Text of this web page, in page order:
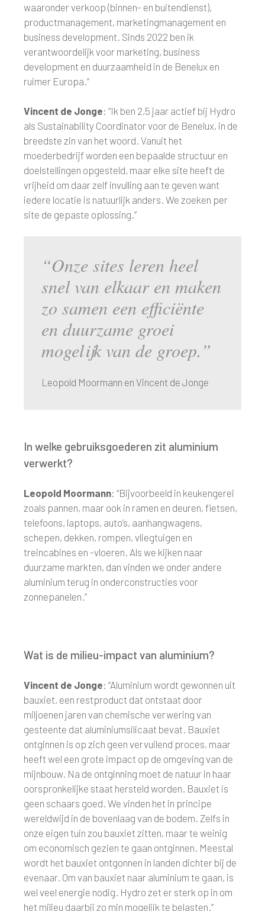
waaronder verkoop (binnen- en buitendienst),
productmanagement, marketingmanagement en
business development. Sinds 2022 ben ik
verantwoordelijk voor marketing, business
development en duurzaamheid in de Benelux en
ruimer Europa.”
Vincent de Jonge: “Ik ben 2,5 jaar actief bij Hydro
als Sustainability Coordinator voor de Benelux, in de
breedste zin van het woord. Vanuit het
moederbedrijf worden een bepaalde structuur en
doelstellingen opgesteld, maar elke site heeft de
vrijheid om daar zelf invulling aan te geven want
iedere locatie is natuurlijk anders. We zoeken per
site de gepaste oplossing.”
“Onze sites leren heel
snel van elkaar en maken
zo samen een efficiënte
en duurzame groei
mogelijk van de groep.”
Leopold Moormann en Vincent de Jonge
In welke gebruiksgoederen zit aluminium
verwerkt?
Leopold Moormann: “Bijvoorbeeld in keukengerei
zoals pannen, maar ook in ramen en deuren, fietsen,
telefoons, laptops, auto’s, aanhangwagens,
schepen, dekken, rompen, vliegtuigen en
treincabines en -vloeren. Als we kijken naar
duurzame markten, dan vinden we onder andere
aluminium terug in onderconstructies voor
zonnepanelen.”
Wat is de milieu-impact van aluminium?
Vincent de Jonge: “Aluminium wordt gewonnen uit
bauxiet, een restproduct dat ontstaat door
miljoenen jaren van chemische verwering van
gesteente dat aluminiumsilicaat bevat. Bauxiet
ontginnen is op zich geen vervuilend proces, maar
heeft wel een grote impact op de omgeving van de
mijnbouw. Na de ontginning moet de natuur in haar
oorspronkelijke staat hersteld worden. Bauxiet is
geen schaars goed. We vinden het in principe
wereldwijd in de bovenlaag van de bodem. Zelfs in
onze eigen tuin zou bauxiet zitten, maar te weinig
om economisch gezien te gaan ontginnen. Meestal
wordt het bauxiet ontgonnen in landen dichter bij de
evenaar. Om van bauxiet naar aluminium te gaan, is
wel veel energie nodig. Hydro zet er sterk op in om
het milieu daarbij zo min mogelijk te belasten.”